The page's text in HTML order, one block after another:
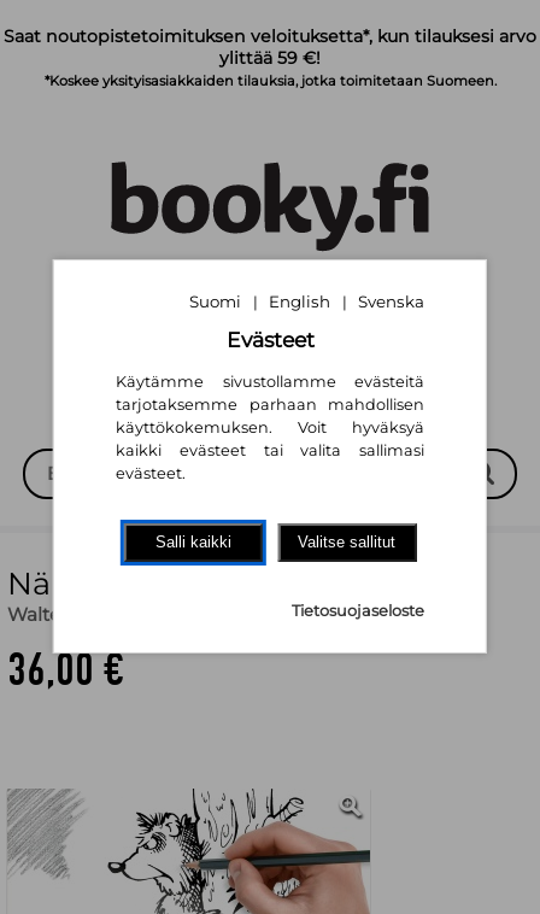
Saat noutopistetoimituksen veloituksetta*, kun tilauksesi arvo
ylittää 59 €!
*Koskee yksityisasiakkaiden tilauksia, jotka toimitetaan Suomeen.
Suomi English | Svenska
Näin piirrät sarjakuvahahmoja
Walter T Foster (toim.) Mirka Ulanto (käänt.)
36,00 €
Suomi | English | Svenska
Evästeet
Käytämme sivustollamme evästeitä
tarjotaksemme parhaan mahdollisen
käyttökokemuksen. Voit hyväksyä
kaikki evästeet tai valita sallimasi
evästeet.
Salli kaikki Valitse sallitut
Tietosuojaseloste